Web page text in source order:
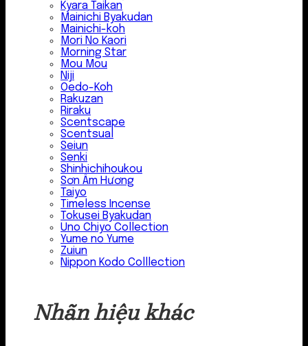
Kyara Taikan
Mainichi Byakudan
Mainichi-koh
Mori No Kaori
Morning Star
Mou Mou
Niji
Oedo-Koh
Rakuzan
Riraku
Scentscape
Scentsual
Seiun
Senki
Shinhichihoukou
Sơn Âm Hương
Taiyo
Timeless Incense
Tokusei Byakudan
Uno Chiyo Collection
Yume no Yume
Zuiun
Nippon Kodo Colllection
Nhãn hiệu khác